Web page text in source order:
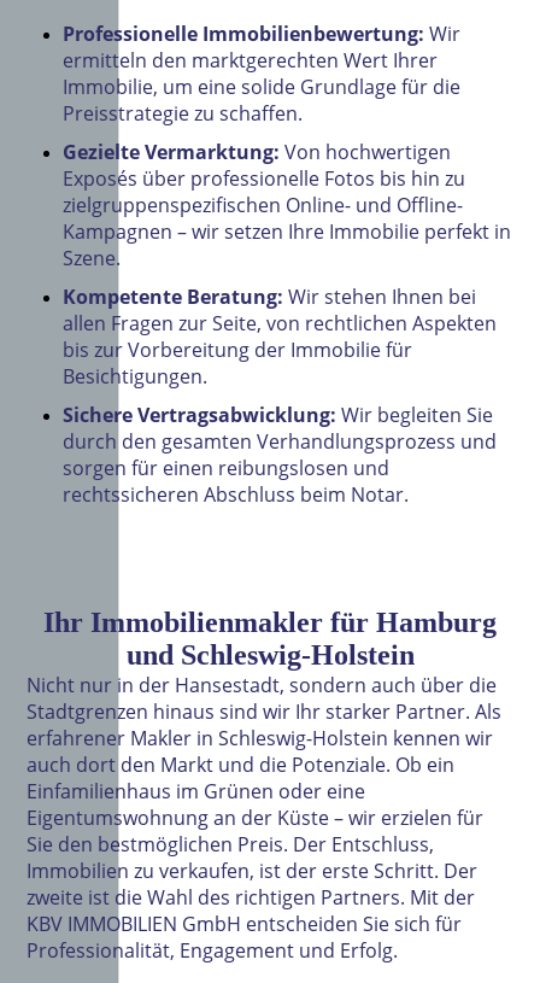
Professionelle Immobilienbewertung: Wir
ermitteln den marktgerechten Wert Ihrer
Immobilie, um eine solide Grundlage für die
Preisstrategie zu schaffen.
Gezielte Vermarktung: Von hochwertigen
Exposés über professionelle Fotos bis hin zu
zielgruppenspezifischen Online- und Offline-
Kampagnen – wir setzen Ihre Immobilie perfekt in
Szene.
Kompetente Beratung: Wir stehen Ihnen bei
allen Fragen zur Seite, von rechtlichen Aspekten
bis zur Vorbereitung der Immobilie für
Besichtigungen.
Sichere Vertragsabwicklung: Wir begleiten Sie
durch den gesamten Verhandlungsprozess und
sorgen für einen reibungslosen und
rechtssicheren Abschluss beim Notar.
Ihr Immobilienmakler für Hamburg
und Schleswig-Holstein
Nicht nur in der Hansestadt, sondern auch über die
Stadtgrenzen hinaus sind wir Ihr starker Partner. Als
erfahrener Makler in Schleswig-Holstein kennen wir
auch dort den Markt und die Potenziale. Ob ein
Einfamilienhaus im Grünen oder eine
Eigentumswohnung an der Küste – wir erzielen für
Sie den bestmöglichen Preis. Der Entschluss,
Immobilien zu verkaufen, ist der erste Schritt. Der
zweite ist die Wahl des richtigen Partners. Mit der
KBV IMMOBILIEN GmbH entscheiden Sie sich für
Professionalität, Engagement und Erfolg.